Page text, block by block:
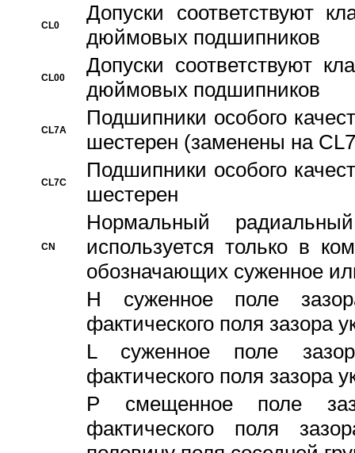
CL0
Допуски соответствуют
дюймовых подшипников
CL00
Допуски соответствуют
дюймовых подшипников
CL7A
Подшипники особого
шестерен (заменены на
CL7C
Подшипники особого
шестерен
CN
Hормальный
используется только в
обозначающих суженное
H суженное поле
фактического поля зазора
L суженное поле
фактического поля зазора
P смещенное поле
фактического поля